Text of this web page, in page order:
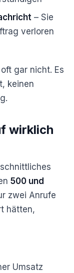
– Sie
verloren
gar nicht. Es
keinen
wirklich
500 und
zwei Anrufe
hätten,
Umsatz